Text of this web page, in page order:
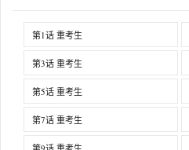
第1话 重考生
第3话 重考生
第5话 重考生
第7话 重考生